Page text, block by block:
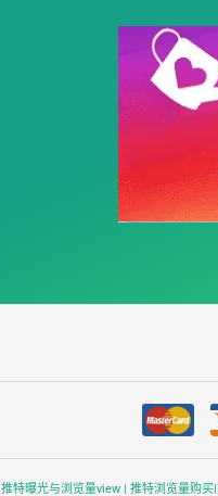
推特曝光与浏览量view | 推特浏览量购